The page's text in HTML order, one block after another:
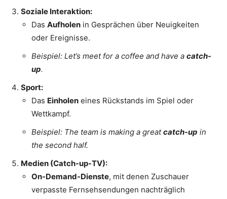
Soziale Interaktion:
Das Aufholen in Gesprächen über Neuigkeiten
oder Ereignisse.
Beispiel: Let’s meet for a coffee and have a catch-
up.
Sport:
Das Einholen eines Rückstands im Spiel oder
Wettkampf.
Beispiel: The team is making a greatcatch-up in
the second half.
Medien (Catch-up-TV):
On-Demand-Dienste, mit denen Zuschauer
verpasste Fernsehsendungen nachträglich